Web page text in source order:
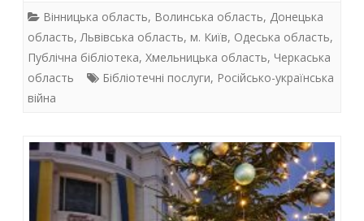
свята
￼
e
b
o
itt
er
at
s
A
k
e
dI
Вінницька область, Волинська область, Донецька
область,Львівська область, м. Київ, Одеська область,
Публічна бібліотека, Хмельницька область, Черкаська
область
Бібліотечні послуги, Російсько-українська
війна